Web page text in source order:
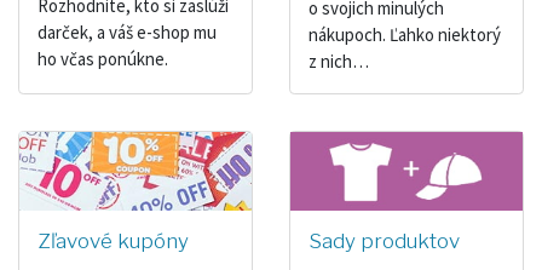
Rozhodnite, kto si zaslúži
darček, a váš e-shop mu
ho včas ponúkne.
o svojich minulých
nákupoch. Ľahko niektorý
z nich…
Zľavové kupóny Sady produktov